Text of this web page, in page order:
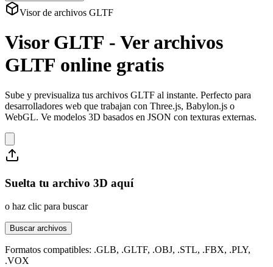
Visor de archivos GLTF
Visor GLTF - Ver archivos
GLTF online gratis
Sube y previsualiza tus archivos GLTF al instante. Perfecto para
desarrolladores web que trabajan con Three.js, Babylon.js o
WebGL. Ve modelos 3D basados en JSON con texturas externas.
Suelta tu archivo 3D aquí
o haz clic para buscar
Buscar archivos
Formatos compatibles: .GLB, .GLTF, .OBJ, .STL, .FBX, .PLY,
.VOX